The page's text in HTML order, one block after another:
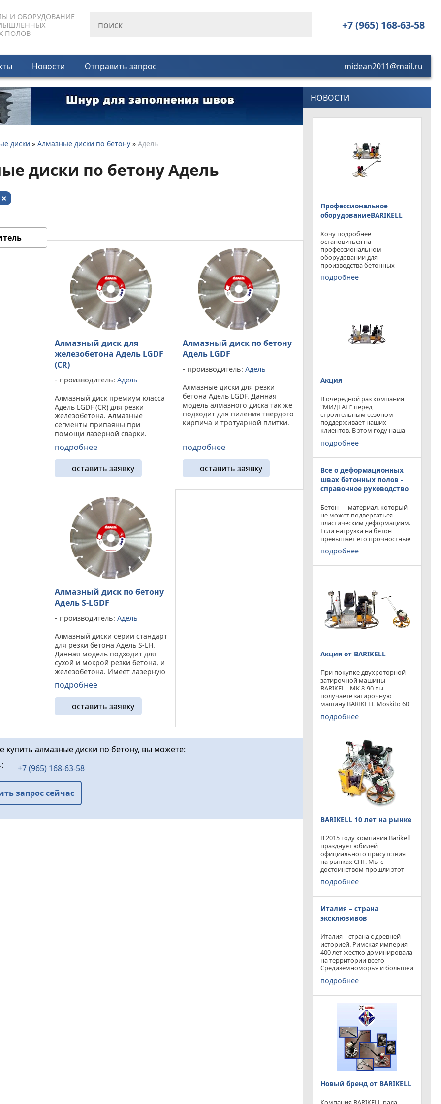
И ОБОРУДОВАНИЕ
ПОЛОВ
+7 (965) 168-63-58
Новости Отправить запрос midean2011@mail.ru
диски » Алмазные диски по бетону » Адель
диски по бетону Адель
Алмазный диск для
железобетона Адель LGDF
(CR)
производитель: Адель
Алмазный диск премиум класса
Адель LGDF (CR) для резки
железобетона. Алмазные
сегменты припаяны при
помощи лазерной сварки.
Подходит для сухой и мокрой
резки. Устанавливается на
бензорез, нарезчик швов,
болгарку, плиткорез и
настольную пилу. ...
подробнее
оставить заявку
Алмазный диск по бетону
Адель LGDF
производитель: Адель
Алмазные диски для резки
бетона Адель LGDF. Данная
модель алмазного диска так же
подходит для пиления твердого
кирпича и тротуарной плитки.
нарезчики швов, бензорезы,
настольные пилы и
плиткорезы. ...
подробнее
оставить заявку
Алмазный диск по бетону
Адель S-LGDF
производитель: Адель
Алмазный диски серии стандарт
для резки бетона Адель S-LH.
Данная модель подходит для
сухой и мокрой резки бетона, и
железобетона. Имеет лазерную
напайку алмазного сегмента.
Устанавливаются на бензорезы,
резчики швов, настольные
пилы и плиткорезы. ...
подробнее
оставить заявку
купить алмазные диски по бетону, вы можете:
+7 (965) 168-63-58
запрос сейчас
НОВОСТИ
Профессиональное
оборудованиеBARIKELL
Хочу подробнее
остановиться на
профессиональном
оборудовании для
производства бетонных
работ, ибо к качеству
поверхности бетона в
широк. Это
подробнее
Акция
В очередной раз компания
"МИДЕАН" перед
строительным сезоном
поддерживает наших
клиентов. В этом году наша
компания предлагает
приобрести двухроторную
площадью затирки 2540 мм
по цене двухроторной
подробнее
Все о деформационных
швах бетонных полов -
справочное руководство
Бетон — материал, который
не может подвергаться
пластическим деформациям.
Если нагрузка на бетон
превышает его прочностные
характеристики, то он
попросту растрескивается.
подробнее
Акция от BARIKELL
При покупке двухроторной
затирочной машины
BARIKELL MK 8-90 вы
получаете затирочную
машину BARIKELL Moskito 60
абсолютно бесплатно
подробнее
BARIKELL 10 лет на рынке
В 2015 году компания Barikell
празднует юбилей
официального присутствия
на рынках СНГ. Мы с
достоинством прошли этот
отрезок времени ,
конкурируя с
результатов и целей которые
перед собой ставили.
подробнее
Италия – страна
эксклюзивов
Италия – страна с древней
историей. Римская империя
400 лет жестко доминировала
на территории всего
Средиземноморья и большей
частью Европы. Императоры
и правители аппенин
Каждый гражданин Земли
подробнее
Новый бренд от BARIKELL
Компания BARIKELL рада